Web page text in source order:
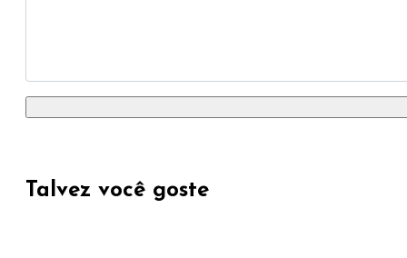
Talvez você goste